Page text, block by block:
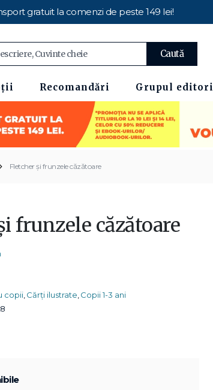
gratuit la comenzi de peste 149 lei!
Caută
Recomandări Grupul
Fletcher și frunzele căzătoare
frunzele căzătoare
copii Cărți ilustrate Copii 1-3 ani